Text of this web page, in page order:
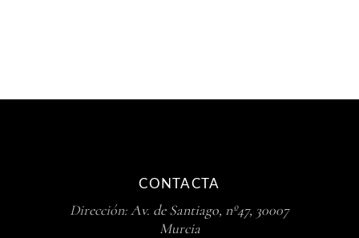
CONTACTA
Dirección:Av. de Santiago, nº47, 30007
Murcia